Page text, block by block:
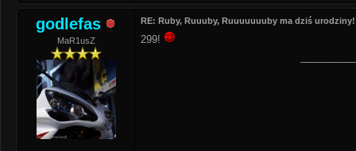
godlefas
MaR1usZ
RE: Ruby, Ruuuby, Ruuuuuuuby ma dziś
299!